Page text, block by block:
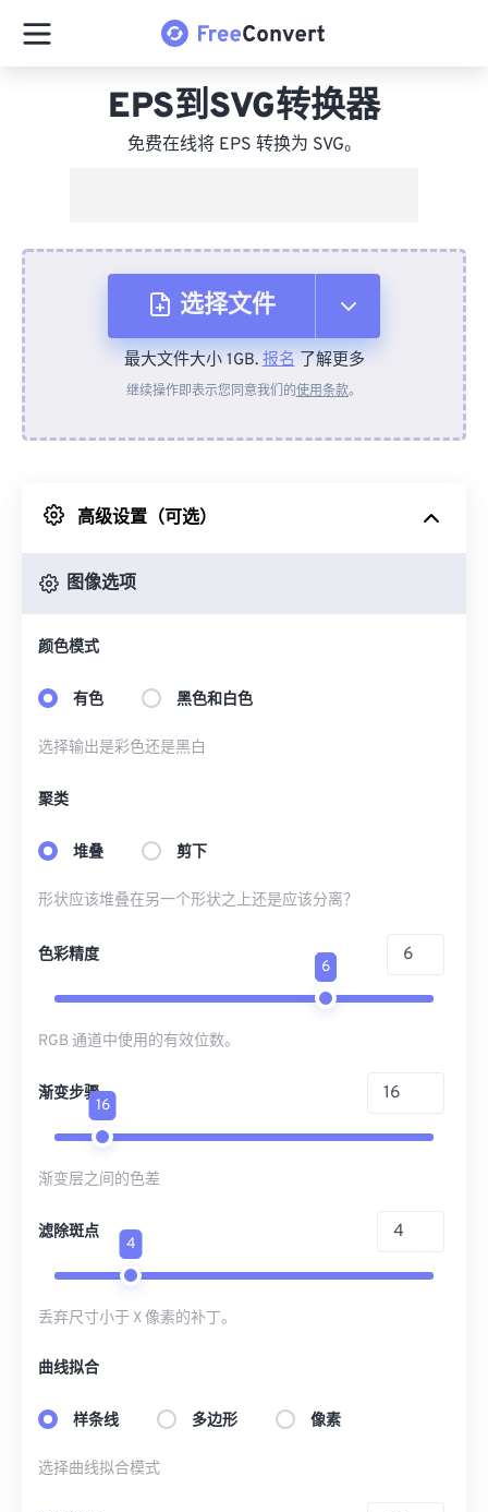
EPS到SVG转换器
免费在线将 EPS 转换为 SVG。
选择文件
从设备
来自 Google Drive
最大文件大小 1GB.报名了解更多
继续操作即表示您同意我们的使用条款。
高级设置（可选）
图像选项
颜色模式
有色 黑色和白色
选择输出是彩色还是黑白
聚类
堆叠 剪下
形状应该堆叠在另一个形状之上还是应该分离？
色彩精度
6
RGB 通道中使用的有效位数。
渐变步骤
16
渐变层之间的色差
滤除斑点
4
丢弃尺寸小于 X 像素的补丁。
曲线拟合
样条线 多边形 像素
选择曲线拟合模式